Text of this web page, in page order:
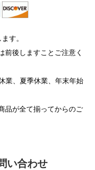
す。
前後しますことご注意く
業、夏季休業、年末年始
品が全て揃ってからのご
い合わせ